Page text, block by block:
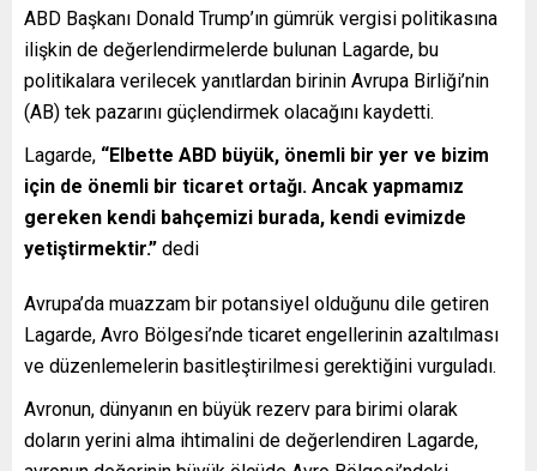
ABD Başkanı Donald Trump’ın gümrük vergisi politikasına
ilişkin de değerlendirmelerde bulunan Lagarde, bu
politikalara verilecek yanıtlardan birinin Avrupa Birliği’nin
(AB) tek pazarını güçlendirmek olacağını kaydetti.
Lagarde, “Elbette ABD büyük, önemli bir yer ve bizim
için de önemli bir ticaret ortağı. Ancak yapmamız
gereken kendi bahçemizi burada, kendi evimizde
yetiştirmektir.” dedi
Avrupa’da muazzam bir potansiyel olduğunu dile getiren
Lagarde, Avro Bölgesi’nde ticaret engellerinin azaltılması
ve düzenlemelerin basitleştirilmesi gerektiğini vurguladı.
Avronun, dünyanın en büyük rezerv para birimi olarak
doların yerini alma ihtimalini de değerlendiren Lagarde,